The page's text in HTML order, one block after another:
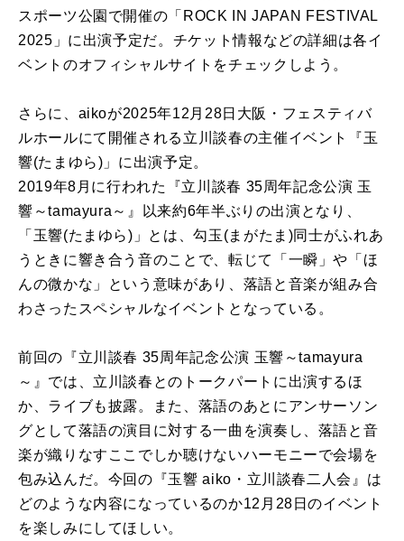
スポーツ公園で開催の「ROCK IN JAPAN FESTIVAL
2025」に出演予定だ。チケット情報などの詳細は各イ
ベントのオフィシャルサイトをチェックしよう。
さらに、aikoが2025年12月28日大阪・フェスティバ
ルホールにて開催される立川談春の主催イベント『玉
響(たまゆら)」に出演予定。
2019年8月に行われた『立川談春 35周年記念公演 玉
響～tamayura～』以来約6年半ぶりの出演となり、
「玉響(たまゆら)」とは、勾玉(まがたま)同士がふれあ
うときに響き合う音のことで、転じて「一瞬」や「ほ
んの微かな」という意味があり、落語と音楽が組み合
わさったスペシャルなイベントとなっている。
前回の『立川談春 35周年記念公演 玉響～tamayura
～』では、立川談春とのトークパートに出演するほ
か、ライブも披露。また、落語のあとにアンサーソン
グとして落語の演目に対する一曲を演奏し、落語と音
楽が織りなすここでしか聴けないハーモニーで会場を
包み込んだ。今回の『玉響 aiko・立川談春二人会』は
どのような内容になっているのか12月28日のイベント
を楽しみにしてほしい。